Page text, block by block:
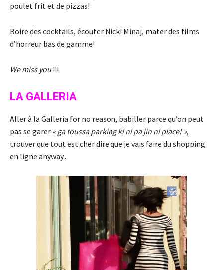
poulet frit et de pizzas!
Boire des cocktails, écouter Nicki Minaj, mater des films
d’horreur bas de gamme!
We miss you!!!
LA GALLERIA
Aller à la Galleria for no reason, babiller parce qu’on peut
pas se garer « ga toussa parking ki ni pa jin ni place! »,
trouver que tout est cher dire que je vais faire du shopping
en ligne anyway..